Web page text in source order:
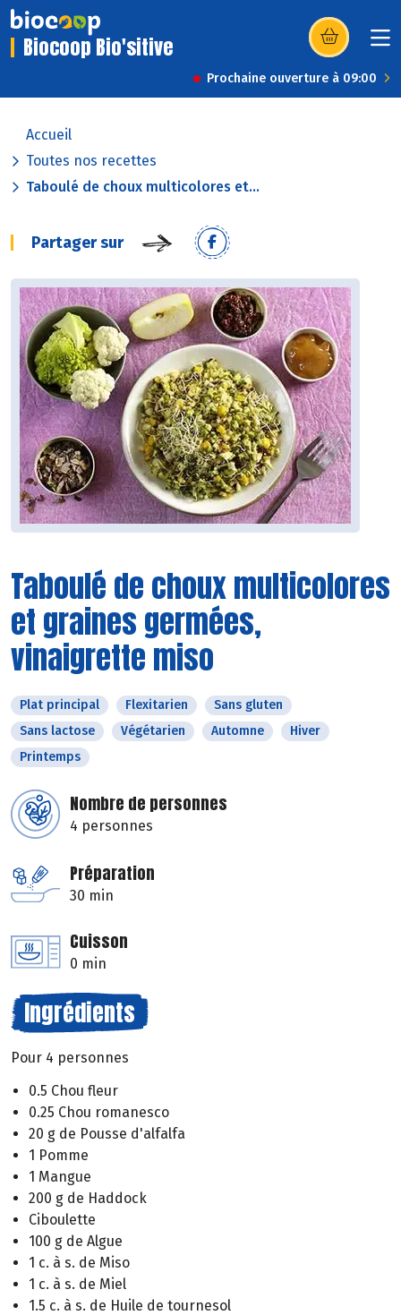
Biocoop Bio'sitive (s’ouvre dans
Prochaine ouverture à 09:00
Accueil
Toutes nos recettes
Taboulé de choux multicolores et...
Partager sur
Taboulé de choux multicolores
et graines germées,
vinaigrette miso
Plat principal Flexitarien
Sans gluten
Sans lactose
Végétarien Automne
Hiver
Printemps
Nombre de personnes
4 personnes
Préparation
30 min
Cuisson
0 min
Ingrédients
Pour 4 personnes
0.5 Chou fleur
0.25 Chou romanesco
20 g de Pousse d'alfalfa
1 Pomme
1 Mangue
200 g de Haddock
Ciboulette
100 g de Algue
1 c. à s. de Miso
1 c. à s. de Miel
1.5 c. à s. de Huile de tournesol